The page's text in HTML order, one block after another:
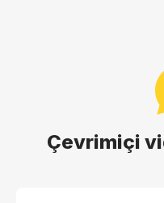
Çevrimiçi